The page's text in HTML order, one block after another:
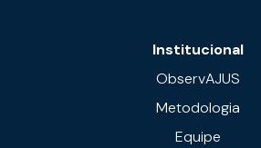
Institucional
ObservAJUS
Metodologia
Equipe